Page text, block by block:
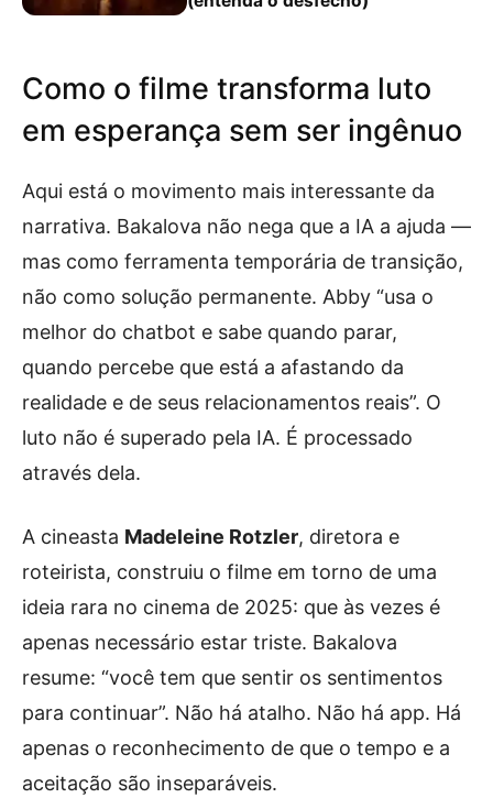
Como o filme transforma luto
em esperança sem ser ingênuo
Aqui está o movimento mais interessante da
narrativa. Bakalova não nega que a IA a ajuda —
mas como ferramenta temporária de transição,
não como solução permanente. Abby “usa o
melhor do chatbot e sabe quando parar,
quando percebe que está a afastando da
realidade e de seus relacionamentos reais”. O
luto não é superado pela IA. É processado
através dela.
A cineasta Madeleine Rotzler, diretora e
roteirista, construiu o filme em torno de uma
ideia rara no cinema de 2025: que às vezes é
apenas necessário estar triste. Bakalova
resume: “você tem que sentir os sentimentos
para continuar”. Não há atalho. Não há app. Há
apenas o reconhecimento de que o tempo e a
aceitação são inseparáveis.